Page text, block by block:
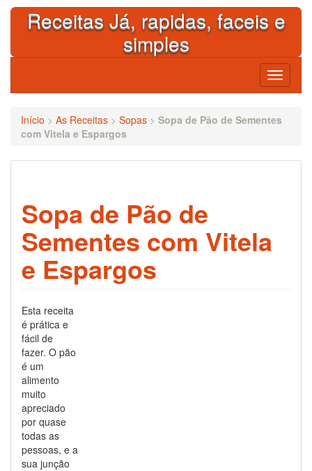
Skip
contentReceitas Já, rapidas, faceis e
simples
Toggle
Início > As Receitas > Sopas > Sopa de Pão de Sementes
com Vitela e Espargos
Sopa de Pão de
Sementes com Vitela
e Espargos
Esta receita
é prática e
fácil de
fazer. O pão
é um
alimento
muito
apreciado
por quase
todas as
pessoas, e a
sua junção